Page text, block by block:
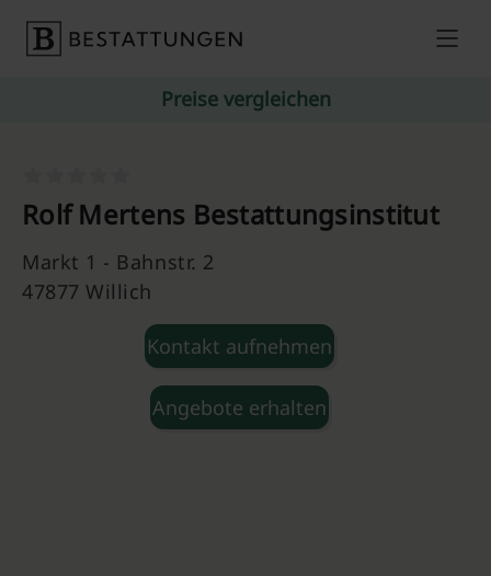
Preise vergleichen
Rolf Mertens Bestattungsinstitut
Markt 1 - Bahnstr. 2
47877 Willich
Kontakt aufnehmen
Angebote erhalten